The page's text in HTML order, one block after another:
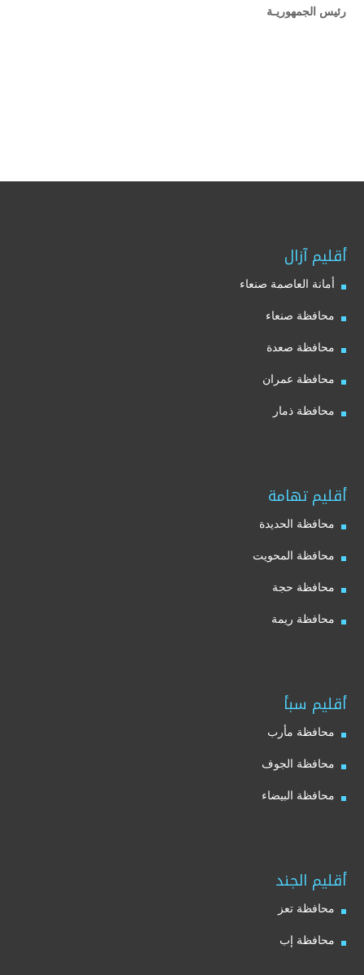
رئيس الجمهوريـة
أقليم آزال
أمانة العاصمة صنعاء
محافظة صنعاء
محافظة صعدة
محافظة عمران
محافظة ذمار
أقليم تهامة
محافظة الحديدة
محافظة المحويت
محافظة حجة
محافظة ريمة
أقليم سبأ
محافظة مأرب
محافظة الجوف
محافظة البيضاء
أقليم الجند
محافظة تعز
محافظة إب